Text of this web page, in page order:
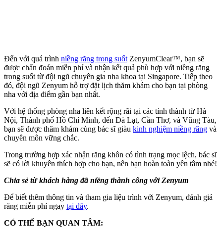
Đến với quá trình niềng răng trong suốt ZenyumClear™, bạn sẽ
được chẩn đoán miễn phí và nhận kết quả phù hợp với niềng răng
trong suốt từ đội ngũ chuyên gia nha khoa tại Singapore. Tiếp theo
đó, đội ngũ Zenyum hỗ trợ đặt lịch thăm khám cho bạn tại phòng
nha với địa điểm gần bạn nhất.
Với hệ thống phòng nha liên kết rộng rãi tại các tỉnh thành từ Hà
Nội, Thành phố Hồ Chí Minh, đến Đà Lạt, Cần Thơ, và Vũng Tàu,
bạn sẽ được thăm khám cùng bác sĩ giàu kinh nghiệm niềng răng và
chuyên môn vững chắc.
Trong trường hợp xác nhận răng khôn có tình trạng mọc lệch, bác sĩ
sẽ có lời khuyên thích hợp cho bạn, nên bạn hoàn toàn yên tâm nhé!
Chia sẻ từ khách hàng đã niềng thành công với Zenyum
Để biết thêm thông tin và tham gia liệu trình với Zenyum, đánh giá
răng miễn phí ngay tại đây.
CÓ THỂ BẠN QUAN TÂM: